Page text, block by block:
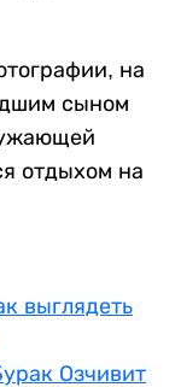
на
сыном
отдыхом на
выглядеть
Озчивит